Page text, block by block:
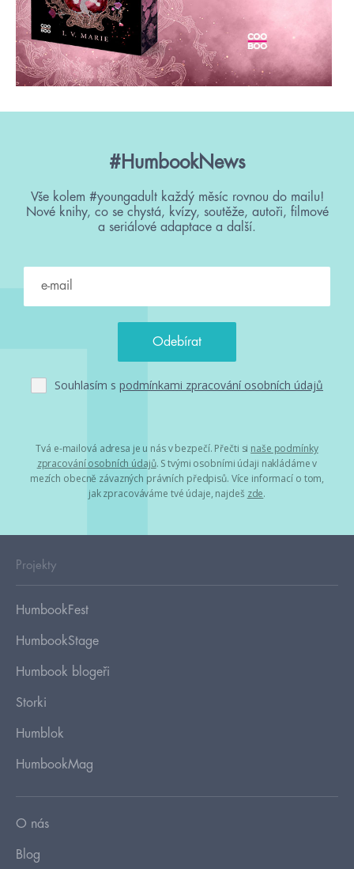
#HumbookNews
Vše kolem #youngadult každý měsíc rovnou do mailu!
Nové knihy, co se chystá, kvízy, soutěže, autoři, filmové
a seriálové adaptace a další.
Souhlasím s podmínkami zpracování osobních údajů
Tvá e-mailová adresa je u nás v bezpečí. Přečti si naše podmínky
zpracování osobních údajů. S tvými osobními údaji nakládáme v
mezích obecně závazných právních předpisů. Více informací o tom,
jak zpracováváme tvé údaje, najdeš zde.
Projekty
HumbookFest
HumbookStage
Humbook blogeři
Storki
Humblok
HumbookMag
O nás
Blog